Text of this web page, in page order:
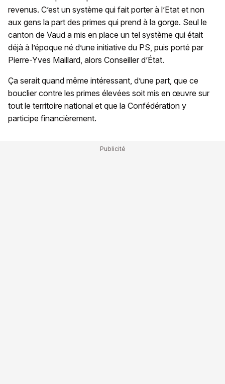
revenus. C’est un système qui fait porter à l’Etat et non
aux gens la part des primes qui prend à la gorge. Seul le
canton de Vaud a mis en place un tel système qui était
déjà à l’époque né d’une initiative du PS, puis porté par
Pierre-Yves Maillard, alors Conseiller d’État.
Ça serait quand même intéressant, d’une part, que ce
bouclier contre les primes élevées soit mis en œuvre sur
tout le territoire national et que la Confédération y
participe financièrement.